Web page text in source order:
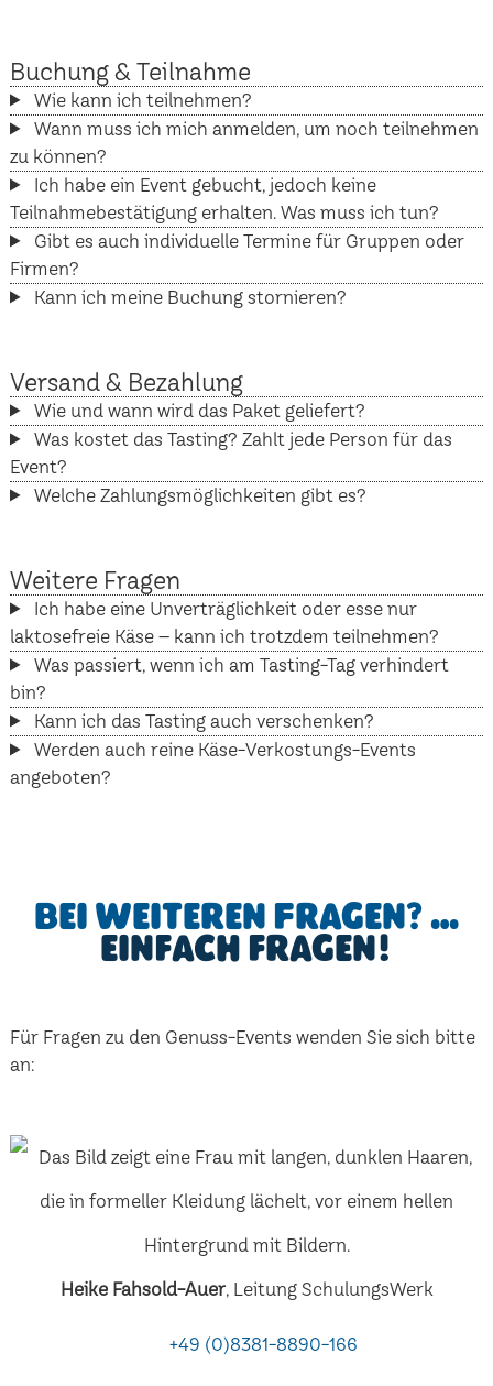
Buchung & Teilnahme
Wie kann ich teilnehmen?
Wann muss ich mich anmelden, um noch teilnehmen
zu können?
Ich habe ein Event gebucht, jedoch keine
Teilnahmebestätigung erhalten. Was muss ich tun?
Gibt es auch individuelle Termine für Gruppen oder
Firmen?
Kann ich meine Buchung stornieren?
Versand & Bezahlung
Wie und wann wird das Paket geliefert?
Was kostet das Tasting? Zahlt jede Person für das
Event?
Welche Zahlungsmöglichkeiten gibt es?
Weitere Fragen
Ich habe eine Unverträglichkeit oder esse nur
laktosefreie Käse – kann ich trotzdem teilnehmen?
Was passiert, wenn ich am Tasting-Tag verhindert
bin?
Kann ich das Tasting auch verschenken?
Werden auch reine Käse-Verkostungs-Events
angeboten?
Bei weiteren Fragen? …
einfach fragen!
Für Fragen zu den Genuss-Events wenden Sie sich bitte
an:
Heike Fahsold-Auer, Leitung SchulungsWerk
+49 (0)8381-8890-166